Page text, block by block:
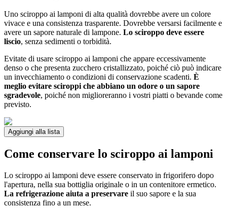
Uno sciroppo ai lamponi di alta qualità dovrebbe avere un colore
vivace e una consistenza trasparente. Dovrebbe versarsi facilmente e
avere un sapore naturale di lampone. Lo sciroppo deve essere
liscio, senza sedimenti o torbidità.
Evitate di usare sciroppo ai lamponi che appare eccessivamente
denso o che presenta zucchero cristallizzato, poiché ciò può indicare
un invecchiamento o condizioni di conservazione scadenti. È
meglio evitare sciroppi che abbiano un odore o un sapore
sgradevole, poiché non miglioreranno i vostri piatti o bevande come
previsto.
Aggiungi alla lista
Come conservare lo sciroppo ai lamponi
Lo sciroppo ai lamponi deve essere conservato in frigorifero dopo
l'apertura, nella sua bottiglia originale o in un contenitore ermetico.
La refrigerazione aiuta a preservare il suo sapore e la sua
consistenza fino a un mese.